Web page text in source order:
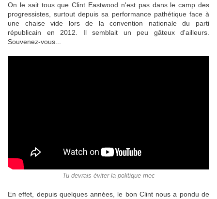
On le sait tous que Clint Eastwood n'est pas dans le camp des
progressistes, surtout depuis sa performance pathétique face à
une chaise vide lors de la convention nationale du parti
républicain en 2012. Il semblait un peu gâteux d'ailleurs.
Souvenez-vous...
Tu devrais éviter la politique mec
En effet, depuis quelques années, le bon Clint nous a pondu de